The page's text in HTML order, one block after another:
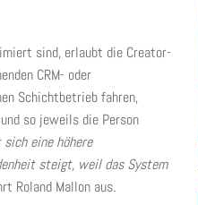
sind, erlaubt die Creator-
CRM- oder
Schichtbetrieb fahren,
so jeweils die Person
sich eine höhere
steigt, weil das System
Roland Mallon aus.